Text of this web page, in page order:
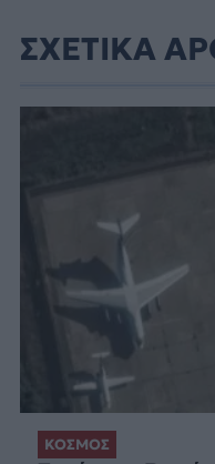
ΣΧΕΤΙΚΑ
ΚΟΣΜΟΣ